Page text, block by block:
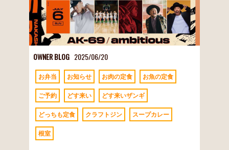
OWNER BLOG 2025/06/20
お弁当 お知らせ お肉の定食 お魚の定食
ご予約 どす来い どす来いザンギ
どっちも定食 クラフトジン スープカレー
根室